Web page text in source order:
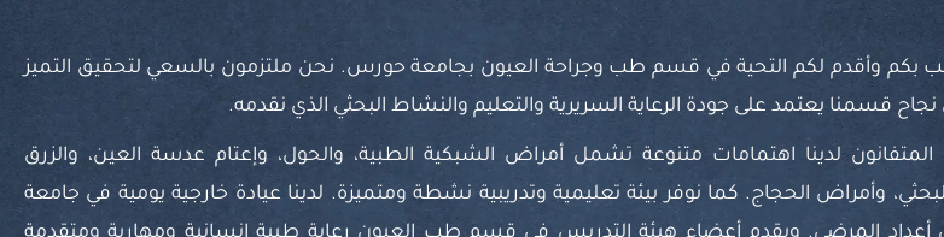
بكم وأقدم لكم التحية في قسم طب وجراحة العيون بجامعة حورس. نحن ملتزمون بالسعي لتحقيق التميز
قسمنا يعتمد على جودة الرعاية السريرية والتعليم والنشاط البحثي الذي نقدمه.
لدينا اهتمامات متنوعة تشمل أمراض الشبكية الطبية، والحول، وإعتام عدسة العين، والزرق
وأمراض الحجاج. كما نوفر بيئة تعليمية وتدريبية نشطة ومتميزة. لدينا عيادة خارجية يومية في جامعة